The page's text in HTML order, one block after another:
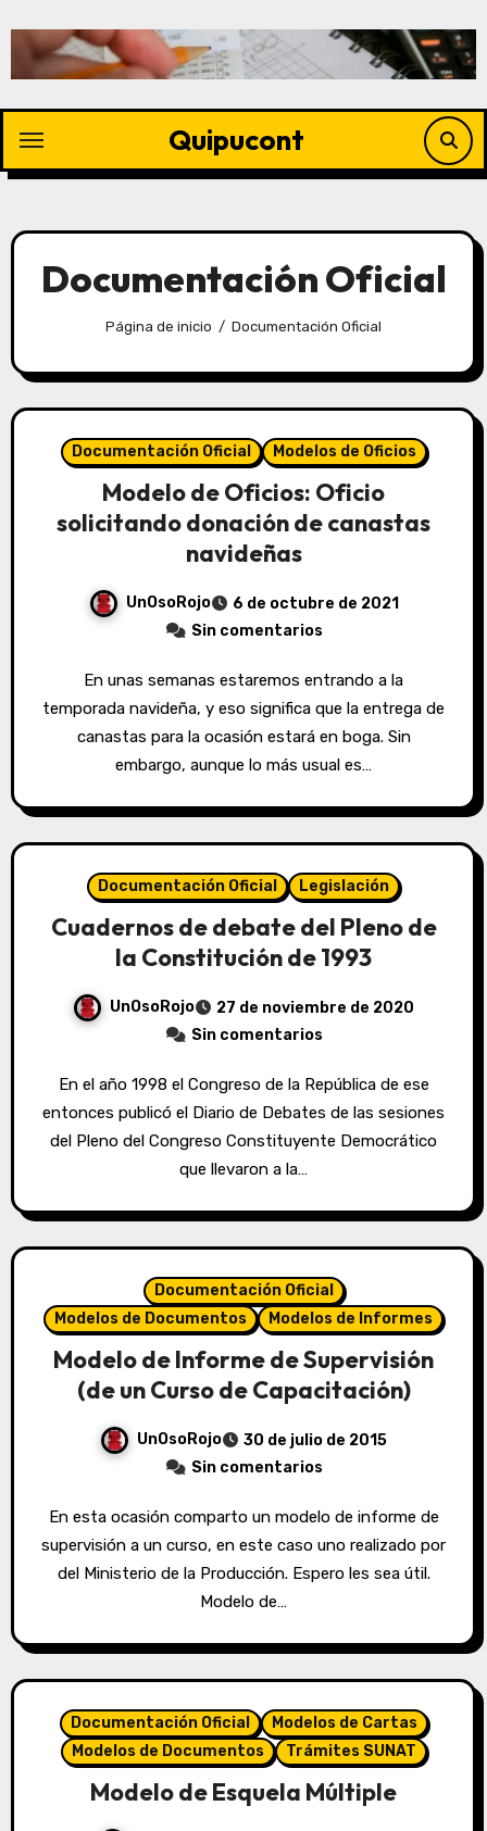
Quipucont
Documentación Oficial
Página de inicio Documentación Oficial
Documentación Oficial Modelos de Oficios
Modelo de Oficios: Oficio
solicitando donación de canastas
navideñas
UnOsoRojo
6 de octubre de 2021
Sin comentarios
En unas semanas estaremos entrando a la
temporada navideña, y eso significa que la entrega de
canastas para la ocasión estará en boga. Sin
embargo, aunque lo más usual es…
Documentación Oficial Legislación
Cuadernos de debate del Pleno de
la Constitución de 1993
UnOsoRojo
27 de noviembre de 2020
Sin comentarios
En el año 1998 el Congreso de la República de ese
entonces publicó el Diario de Debates de las sesiones
del Pleno del Congreso Constituyente Democrático
que llevaron a la…
Documentación Oficial
Modelos de Documentos
Modelos de Informes
Modelo de Informe de Supervisión
(de un Curso de Capacitación)
UnOsoRojo
30 de julio de 2015
Sin comentarios
En esta ocasión comparto un modelo de informe de
supervisión a un curso, en este caso uno realizado por
del Ministerio de la Producción. Espero les sea útil.
Modelo de…
Documentación Oficial
Modelos de Cartas
Modelos de Documentos
Trámites SUNAT
Modelo de Esquela Múltiple